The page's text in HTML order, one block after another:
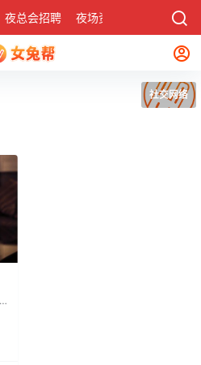
夜总会招聘 夜场资讯 社区
社交网络